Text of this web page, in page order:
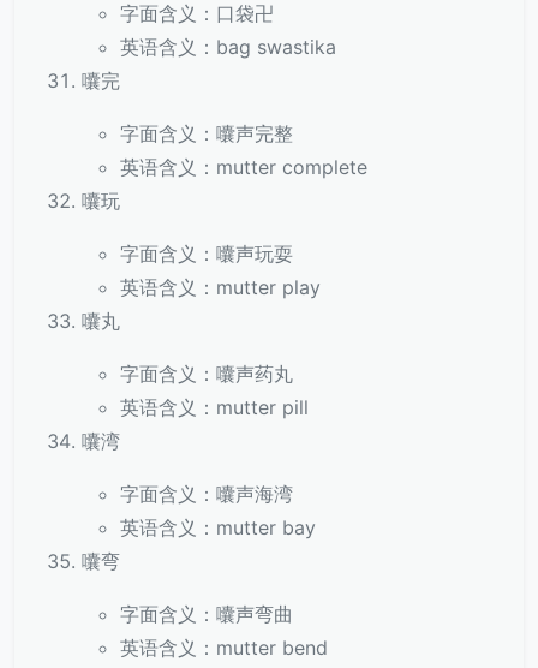
字面含义：口袋卍
英语含义：bag swastika
囔完
字面含义：囔声完整
英语含义：mutter complete
囔玩
字面含义：囔声玩耍
英语含义：mutter play
囔丸
字面含义：囔声药丸
英语含义：mutter pill
囔湾
字面含义：囔声海湾
英语含义：mutter bay
囔弯
字面含义：囔声弯曲
英语含义：mutter bend